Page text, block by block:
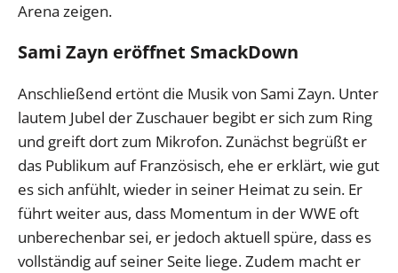
Arena zeigen.
Sami Zayn eröffnet SmackDown
Anschließend ertönt die Musik von Sami Zayn. Unter
lautem Jubel der Zuschauer begibt er sich zum Ring
und greift dort zum Mikrofon. Zunächst begrüßt er
das Publikum auf Französisch, ehe er erklärt, wie gut
es sich anfühlt, wieder in seiner Heimat zu sein. Er
führt weiter aus, dass Momentum in der WWE oft
unberechenbar sei, er jedoch aktuell spüre, dass es
vollständig auf seiner Seite liege. Zudem macht er